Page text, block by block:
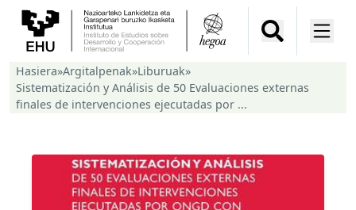
Hasiera»Argitalpenak»Liburuak»
Sistematización y Análisis de 50 Evaluaciones externas
finales de intervenciones ejecutadas por ...